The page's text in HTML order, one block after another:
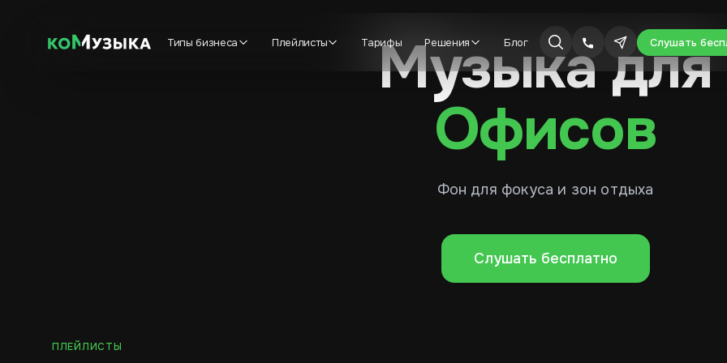
Типы бизнеса Плейлисты Тарифы Решения Блог Слушать
Музыка для
Офисов
Фон для фокуса и зон отдыха
Слушать бесплатно
ПЛЕЙЛИСТЫ